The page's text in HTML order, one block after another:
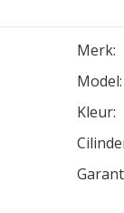
Merk:
Model:
Kleur: